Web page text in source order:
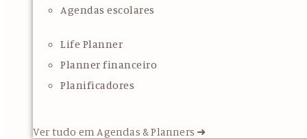
Agendas escolares
Life Planner
Planner financeiro
Planificadores
Ver tudo em Agendas & Planners ➜